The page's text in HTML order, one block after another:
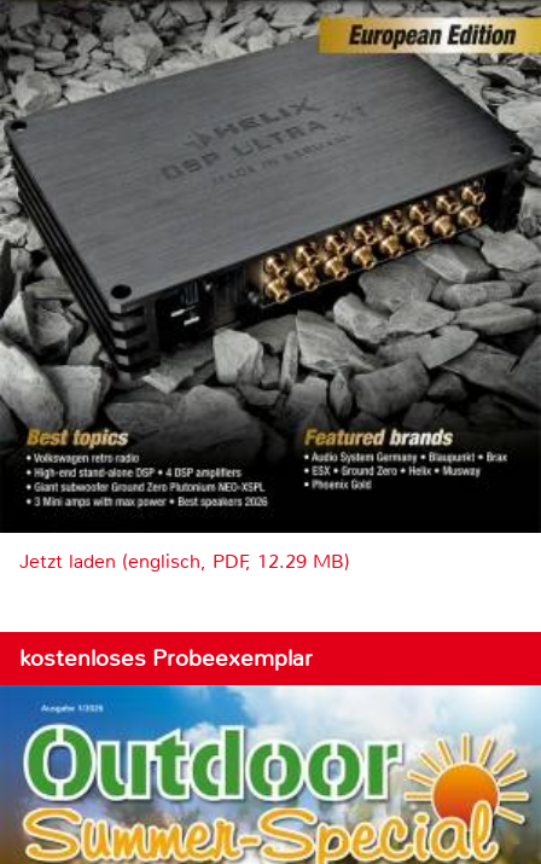
Jetzt laden (englisch, PDF, 12.29 MB)
kostenloses Probeexemplar